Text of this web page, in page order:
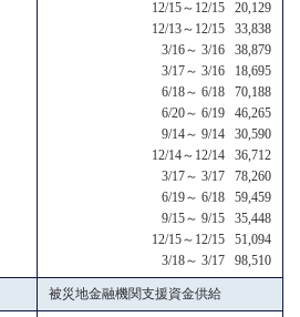
12/15～12/15 20,129
12/13～12/15 33,838
3/16～ 3/16 38,879
3/17～ 3/16 18,695
6/18～ 6/18 70,188
6/20～ 6/19 46,265
9/14～ 9/14 30,590
12/14～12/14 36,712
3/17～ 3/17 78,260
6/19～ 6/18 59,459
9/15～ 9/15 35,448
12/15～12/15 51,094
3/18～ 3/17 98,510
被災地金融機関支援資金供給